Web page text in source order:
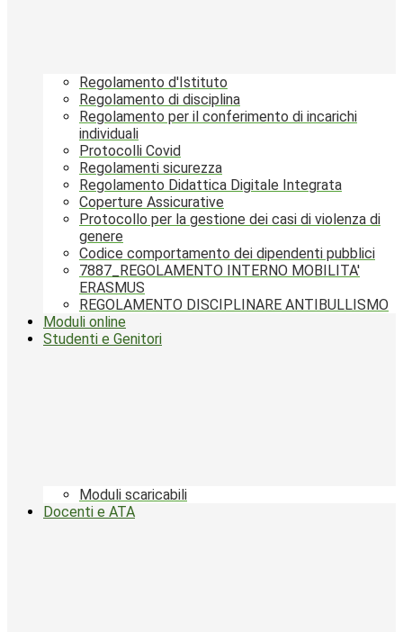
Regolamento d'Istituto
Regolamento di disciplina
Regolamento per il conferimento di incarichi
individuali
Protocolli Covid
Regolamenti sicurezza
Regolamento Didattica Digitale Integrata
Coperture Assicurative
Protocollo per la gestione dei casi di violenza di
genere
Codice comportamento dei dipendenti pubblici
7887_REGOLAMENTO INTERNO MOBILITA'
ERASMUS
REGOLAMENTO DISCIPLINARE ANTIBULLISMO
Moduli online
Studenti e Genitori
Moduli scaricabili
Docenti e ATA